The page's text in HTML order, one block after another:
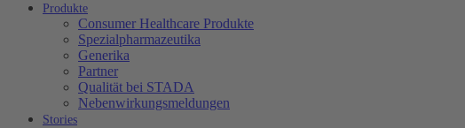
Produkte
Consumer Healthcare Produkte
Spezialpharmazeutika
Generika
Partner
Qualität bei STADA
Nebenwirkungsmeldungen
Stories